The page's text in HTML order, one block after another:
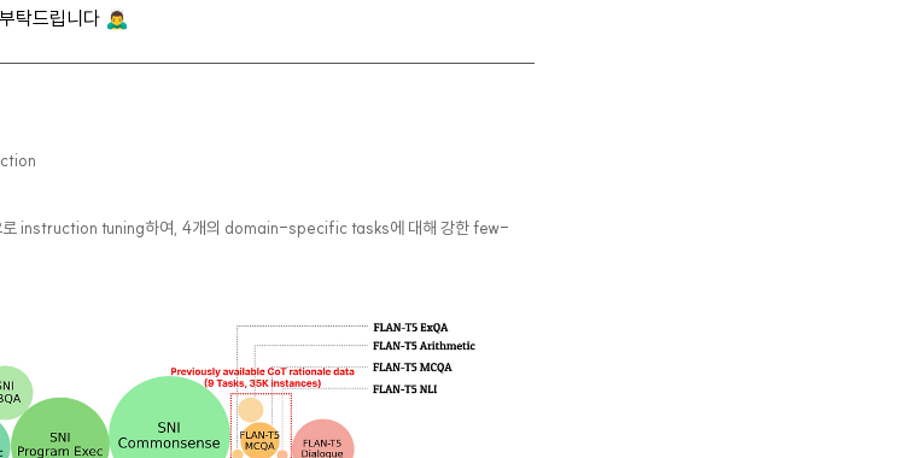
탁드립니다 🙇‍♂️
instruction tuning하여, 4개의 domain-specific tasks에 대해 강한 few-